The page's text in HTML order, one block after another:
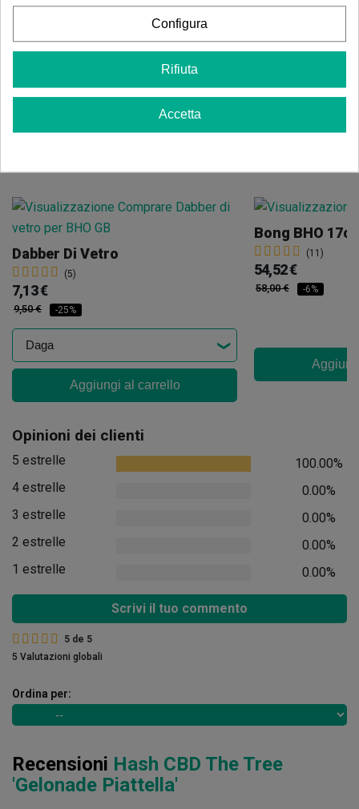
Senza OGMe pesticidi
Dabber Di Vetro
(5)
7,13 €
9,50 € -25%
Aggiungi al carrello
Bong BHO
(11)
54,52 €
58,00 € -6%
Opinioni dei clienti
5 estrelle
100.00%
4 estrelle
0.00%
3 estrelle
0.00%
2 estrelle
0.00%
1 estrelle
0.00%
Scrivi il tuo commento
5 de 5
5 Valutazioni globali
Ordina per:
Recensioni Hash CBD The Tree
'Gelonade Piattella'
Configura
Rifiuta
Accetta